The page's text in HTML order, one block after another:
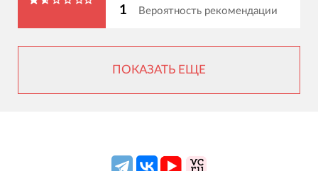
1 Вероятность рекомендации
ПОКАЗАТЬ ЕЩЕ